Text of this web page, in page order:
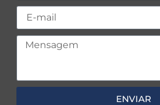
ENVIAR